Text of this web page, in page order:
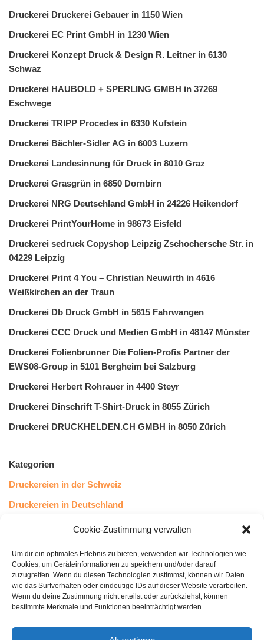
Cookie-Zustimmung verwalten
Um dir ein optimales Erlebnis zu bieten, verwenden wir Technologien wie
Cookies, um Geräteinformationen zu speichern und/oder darauf
zuzugreifen. Wenn du diesen Technologien zustimmst, können wir Daten
wie das Surfverhalten oder eindeutige IDs auf dieser Website verarbeiten.
Wenn du deine Zustimmung nicht erteilst oder zurückziehst, können
bestimmte Merkmale und Funktionen beeinträchtigt werden.
Druckerei Druckerei Gebauer in 1150 Wien
Druckerei EC Print GmbH in 1230 Wien
Druckerei Konzept Druck & Design R. Leitner in 6130
Schwaz
Druckerei HAUBOLD + SPERLING GMBH in 37269
Eschwege
Druckerei TRIPP Procedes in 6330 Kufstein
Druckerei Bächler-Sidler AG in 6003 Luzern
Druckerei Landesinnung für Druck in 8010 Graz
Druckerei Grasgrün in 6850 Dornbirn
Druckerei NRG Deutschland GmbH in 24226 Heikendorf
Druckerei PrintYourHome in 98673 Eisfeld
Druckerei sedruck Copyshop Leipzig Zschochersche Str. in
04229 Leipzig
Druckerei Print 4 You – Christian Neuwirth in 4616
Weißkirchen an der Traun
Druckerei Db Druck GmbH in 5615 Fahrwangen
Druckerei CCC Druck und Medien GmbH in 48147 Münster
Druckerei Folienbrunner Die Folien-Profis Partner der
EWS08-Group in 5101 Bergheim bei Salzburg
Druckerei Herbert Rohrauer in 4400 Steyr
Druckerei Dinschrift T-Shirt-Druck in 8055 Zürich
Druckerei DRUCKHELDEN.CH GMBH in 8050 Zürich
Kategorien
Druckereien in der Schweiz
Druckereien in Deutschland
Druckereien in Österreich
Kundenstimmen